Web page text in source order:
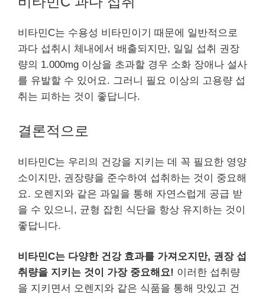
비타민C는 수용성 비타민이기 때문에 일반적으로
과다 섭취시 체내에서 배출되지만, 일일 섭취 권장
량의 1.000mg 이상을 초과할 경우 소화 장애나 설사
를 유발할 수 있어요. 그러니 필요 이상의 고용량 섭
취는 피하는 것이 좋답니다.
결론적으로
비타민C는 우리의 건강을 지키는 데 꼭 필요한 영양
소이지만, 권장량을 준수하여 섭취하는 것이 중요해
요. 오렌지와 같은 과일을 통해 자연스럽게 공급 받
을 수 있으니, 균형 잡힌 식단을 항상 유지하는 것이
좋답니다.
비타민C는 다양한 건강 효과를 가져오지만, 권장 섭
취량을 지키는 것이 가장 중요해요! 이러한 섭취량
을 지키면서 오렌지와 같은 식품을 통해 맛있고 건